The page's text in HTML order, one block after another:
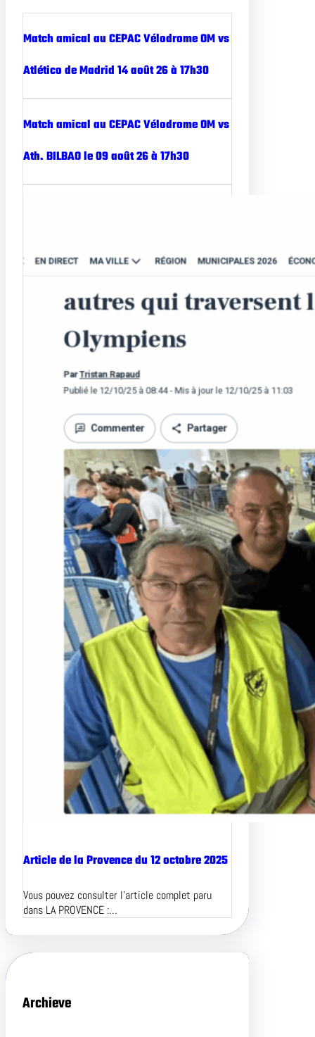
Match amical au CEPAC Vélodrome OM vs
Atlético de Madrid 14 août 26 à 17h30
Match amical au CEPAC Vélodrome OM vs
Ath. BILBAO le 09 août 26 à 17h30
Article de la Provence du 12 octobre 2025
Vous pouvez consulter l’article complet paru
dans LA PROVENCE :…
Archieve